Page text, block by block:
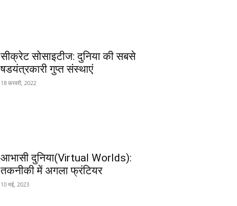
सीक्रेट सोसाइटीज: दुनिया की सबसे
षडयंत्रकारी गुप्त संस्थाएं
18 फ़रवरी, 2022
आभासी दुनिया(Virtual Worlds):
तकनीकी में अगला फ्रंटियर
10 मई, 2023